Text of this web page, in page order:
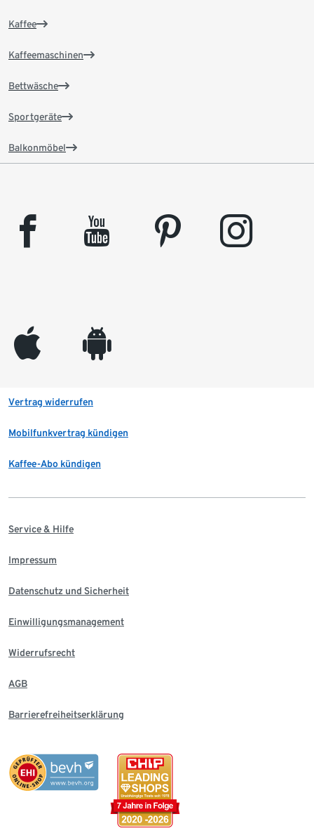
Kaffee
Kaffeemaschinen
Bettwäsche
Sportgeräte
Balkonmöbel
facebook youtube pinterest instagram
appleinc android
Vertrag widerrufen
Mobilfunkvertrag kündigen
Kaffee-Abo kündigen
Service & Hilfe
Impressum
Datenschutz und Sicherheit
Einwilligungsmanagement
Widerrufsrecht
AGB
Barrierefreiheitserklärung